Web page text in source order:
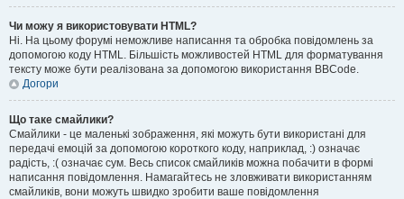
Чи можу я використовувати HTML?
Ні. На цьому форумі неможливе написання та обробка повідомлень за
допомогою коду HTML. Більшість можливостей HTML для форматування
тексту може бути реалізована за допомогою використання BBCode.
Догори
Що таке смайлики?
Смайлики - це маленькі зображення, які можуть бути використані для
передачі емоцій за допомогою короткого коду, наприклад, :) означає
радість, :( означає сум. Весь список смайликів можна побачити в формі
написання повідомлення. Намагайтесь не зловживати використанням
смайликів, вони можуть швидко зробити ваше повідомлення